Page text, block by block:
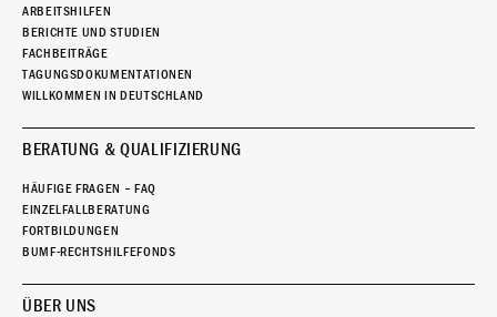
ARBEITSHILFEN
BERICHTE UND STUDIEN
FACHBEITRÄGE
TAGUNGSDOKUMENTATIONEN
WILLKOMMEN IN DEUTSCHLAND
BERATUNG & QUALIFIZIERUNG
HÄUFIGE FRAGEN – FAQ
EINZELFALLBERATUNG
FORTBILDUNGEN
BUMF-RECHTSHILFEFONDS
ÜBER UNS